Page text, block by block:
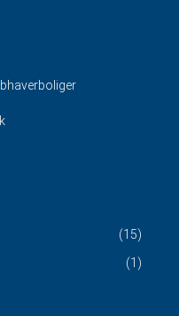
(15)
(1)